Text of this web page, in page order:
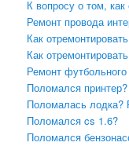
К вопросу о том,
Ремонт провода
Как
Как
Ремонт
Поломался
Поломалась лодка?
Поломался cs 1.6?
Поломался